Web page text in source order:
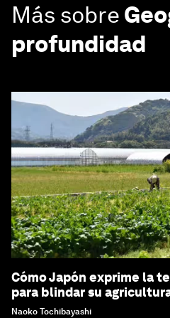
Más sobre
profundidad
Cómo Japón exprime la
para blindar su
Naoko Tochibayashi